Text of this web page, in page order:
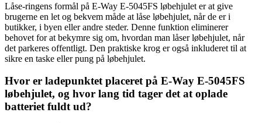
Låse-ringens formål på E-Way E-5045FS løbehjulet er at give
brugerne en let og bekvem måde at låse løbehjulet, når de er i
butikker, i byen eller andre steder. Denne funktion eliminerer
behovet for at bekymre sig om, hvordan man låser løbehjulet, når
det parkeres offentligt. Den praktiske krog er også inkluderet til at
sikre en taske eller pung på løbehjulet.
Hvor er ladepunktet placeret på E-Way E-5045FS
løbehjulet, og hvor lang tid tager det at oplade
batteriet fuldt ud?